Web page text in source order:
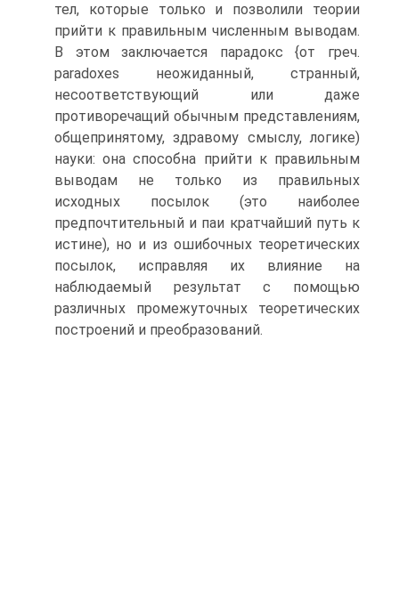
тел, которые только и позволили теории
прийти к правильным численным выводам.
В этом заключается парадокс {от греч.
paradoxes неожиданный, странный,
несоответствующий или даже
противоречащий обычным представлениям,
общепринятому, здравому смыслу, логике)
науки: она способна прийти к правильным
выводам не только из правильных
исходных посылок (это наиболее
предпочтительный и паи кратчайший путь к
истине), но и из ошибочных теоретических
посылок, исправляя их влияние на
наблюдаемый результат с помощью
различных промежуточных теоретических
построений и преобразований.